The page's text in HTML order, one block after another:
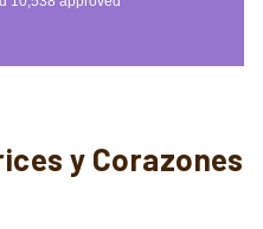
y Corazones